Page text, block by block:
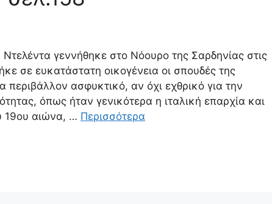
γεννήθηκε στο Νόουρο της Σαρδηνίας στις
σε ευκατάστατη οικογένεια οι σπουδές της
ασφυκτικό, αν όχι εχθρικό για την
όπως ήταν γενικότερα η ιταλική επαρχία και
19ου αιώνα, … Περισσότερα